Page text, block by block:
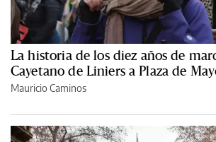
La historia de los diez años de
Cayetano de Liniers a Plaza de
Mauricio Caminos